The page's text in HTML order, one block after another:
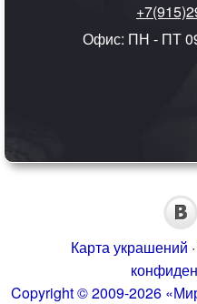
Офис: ПН - ПТ
Карта украшений ·
Copyright © 2009-2026